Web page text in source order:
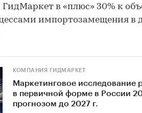
в «плюс» 30% к
импортозамещения в
КОМПАНИЯ ГИДМАРКЕТ
Маркетинговое исследование
в первичной форме в России
прогнозом до 2027 г.